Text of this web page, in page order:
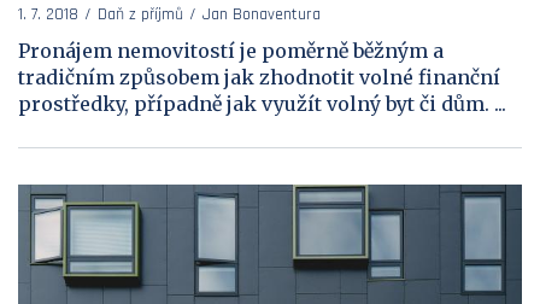
1. 7. 2018 Daň z příjmů Jan Bonaventura
Pronájem nemovitostí je poměrně běžným a
tradičním způsobem jak zhodnotit volné finanční
prostředky, případně jak využít volný byt či dům. ...